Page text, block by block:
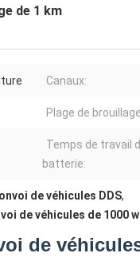
de 1 km
Canaux:
Plage de
Temps de travail
batterie:
de véhicules DDS,
de véhicules de 1000
de